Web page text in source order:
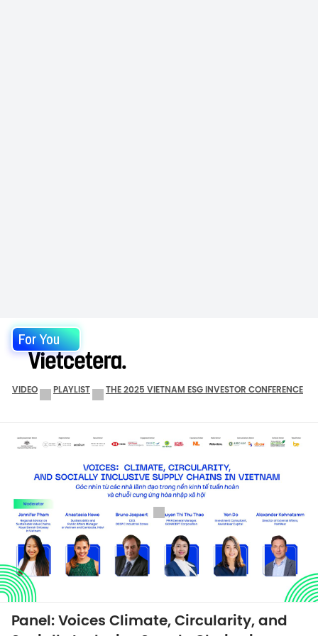
For You
VIDEO PLAYLIST THE 2025 VIETNAM ESG INVESTOR CONFERENCE
Panel: Voices Climate, Circularity, and